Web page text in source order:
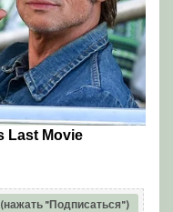
"Подписаться")